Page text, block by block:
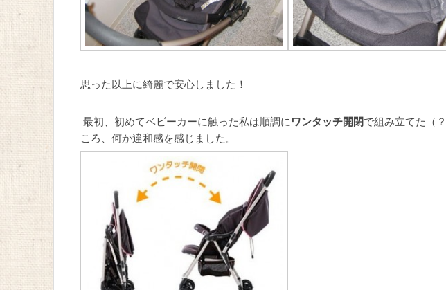
思った以上に綺麗で安心しました！
最初、初めてベビーカーに触った私は順調にワンタッチ開閉で組み立てた（
ころ、何か違和感を感じました。